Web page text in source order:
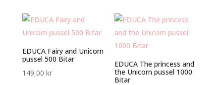
EDUCA Fairy and Unicorn
pussel 500 Bitar
149,00 kr
EDUCA The princess and
the Unicorn pussel 1000
Bitar